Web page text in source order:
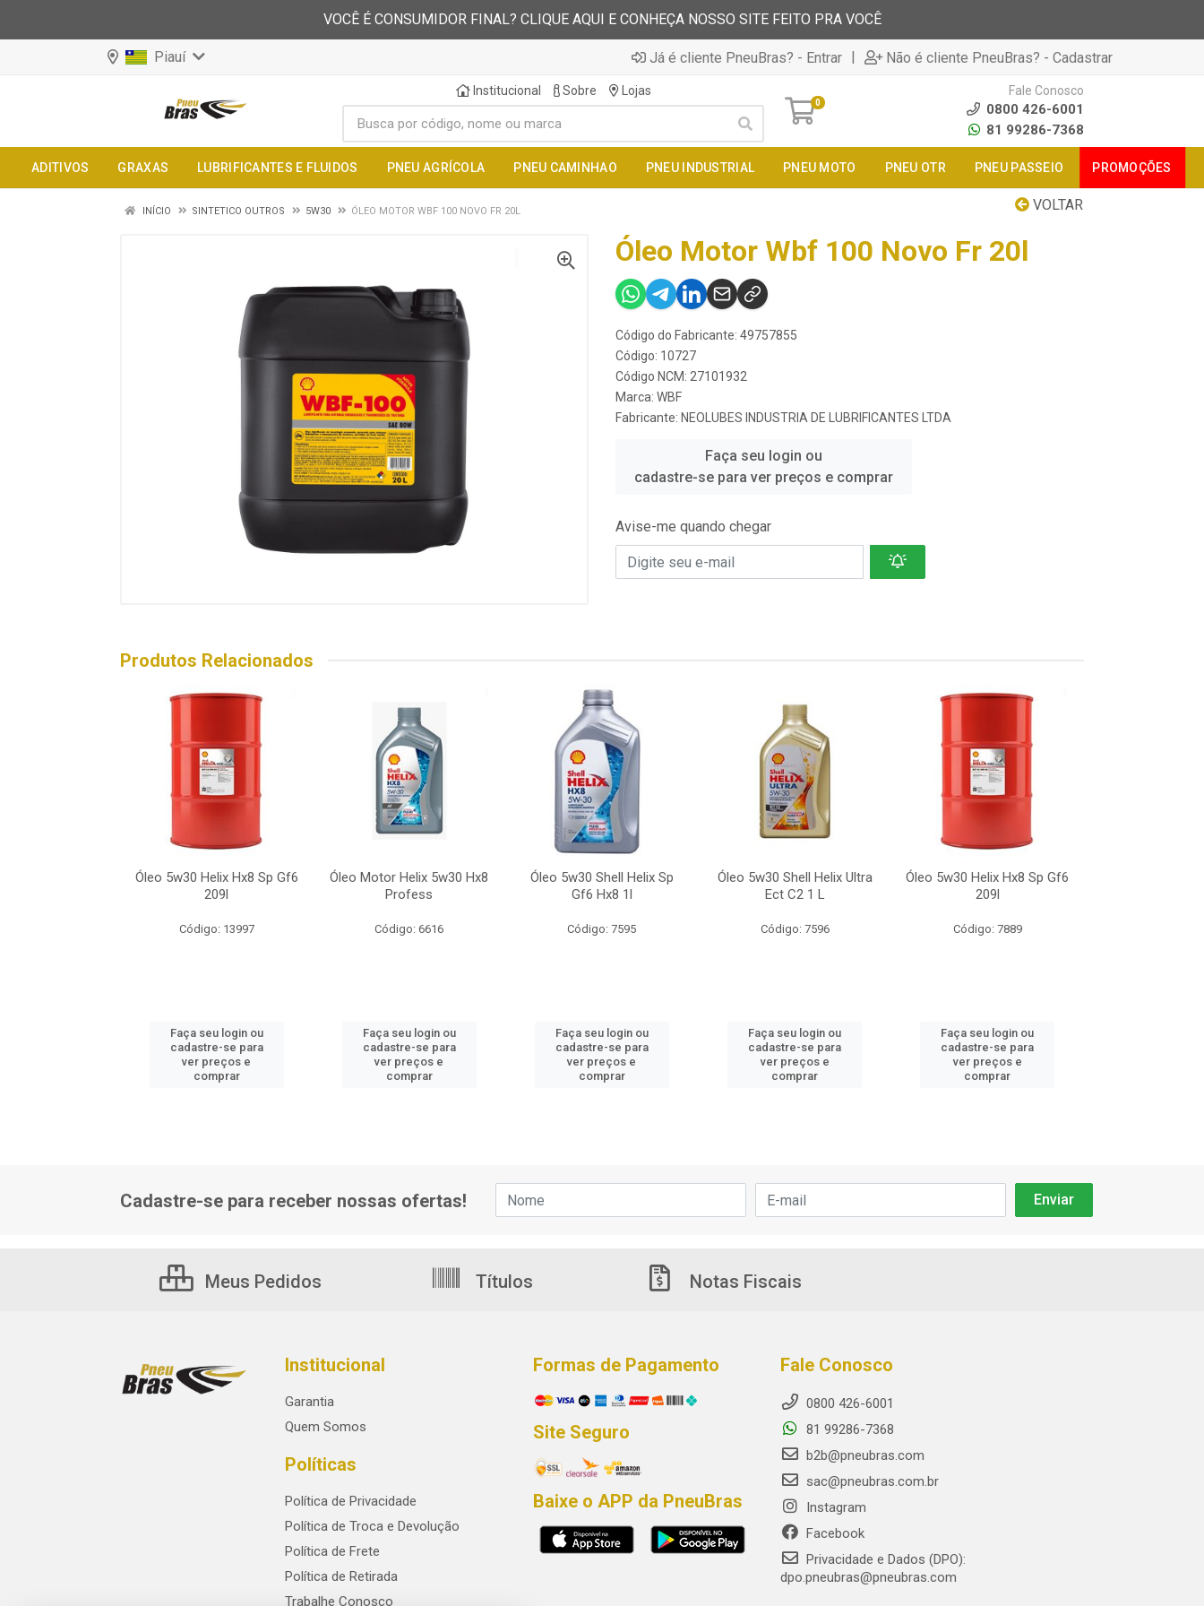
VOCÊ É CONSUMIDOR FINAL? CLIQUE AQUI E CONHEÇA NOSSO SITE FEITO PRA VOCÊ
Piauí Já é cliente PneuBras? - Entrar | Não é cliente PneuBras? - Cadastrar
Institucional Sobre Lojas
0
Fale Conosco
0800 426-6001
81 99286-7368
ADITIVOS GRAXAS LUBRIFICANTES E FLUIDOS PNEU AGRÍCOLA PNEU CAMINHAO PNEU INDUSTRIAL PNEU MOTO PNEU OTR PNEU PASSEIO PROMOÇÕES
VOLTAR
INÍCIO SINTETICO OUTROS 5W30 ÓLEO MOTOR WBF 100 NOVO FR 20L
Óleo Motor Wbf 100 Novo Fr 20l
Código do Fabricante: 49757855
Código: 10727
Código NCM: 27101932
Marca: WBF
Fabricante: NEOLUBES INDUSTRIA DE LUBRIFICANTES LTDA
Faça seu login ou
cadastre-se para ver preços e comprar
Avise-me quando chegar
Produtos Relacionados
Óleo 5w30 Helix Hx8 Sp Gf6
209l
Código: 13997
Faça seu login ou
cadastre-se para
ver preços e
comprar
Óleo Motor Helix 5w30 Hx8
Profess
Código: 6616
Faça seu login ou
cadastre-se para
ver preços e
comprar
Óleo 5w30 Shell Helix Sp
Gf6 Hx8 1l
Código: 7595
Faça seu login ou
cadastre-se para
ver preços e
comprar
Óleo 5w30 Shell Helix Ultra
Ect C2 1 L
Código: 7596
Faça seu login ou
cadastre-se para
ver preços e
comprar
Óleo 5w30 Helix Hx8 Sp Gf6
209l
Código: 7889
Faça seu login ou
cadastre-se para
ver preços e
comprar
Cadastre-se para receber nossas ofertas!
Meus Pedidos Títulos Notas Fiscais
Institucional
Garantia
Quem Somos
Políticas
Política de Privacidade
Política de Troca e Devolução
Política de Frete
Política de Retirada
Trabalhe Conosco
Formas de Pagamento
Site Seguro
Baixe o APP da PneuBras
Fale Conosco
0800 426-6001
81 99286-7368
b2b@pneubras.com
sac@pneubras.com.br
Instagram
Facebook
Privacidade e Dados (DPO):
dpo.pneubras@pneubras.com